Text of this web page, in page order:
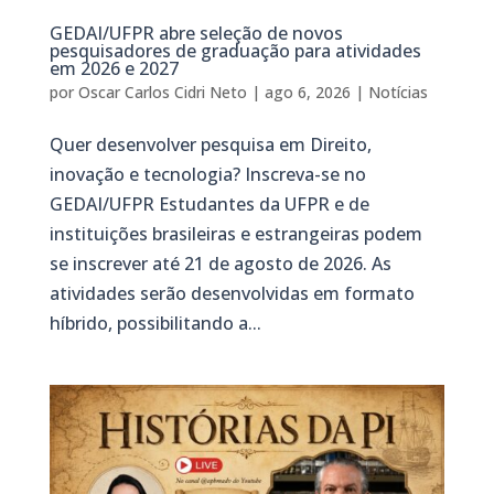
GEDAI/UFPR abre seleção de novos
pesquisadores de graduação para atividades
em 2026 e 2027
por Oscar Carlos Cidri Neto | ago 6, 2026 | Notícias
Quer desenvolver pesquisa em Direito,
inovação e tecnologia? Inscreva-se no
GEDAI/UFPR Estudantes da UFPR e de
instituições brasileiras e estrangeiras podem
se inscrever até 21 de agosto de 2026. As
atividades serão desenvolvidas em formato
híbrido, possibilitando a...